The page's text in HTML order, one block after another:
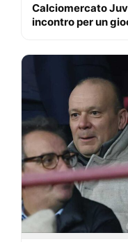
Calciomercato
incontro per un